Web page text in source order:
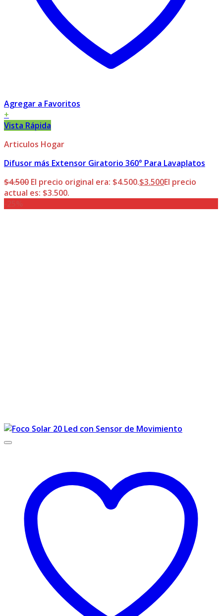
Agregar a Favoritos
+
Vista Rápida
Articulos Hogar
Difusor más Extensor Giratorio 360° Para Lavaplatos
$4.500 El precio original era: $4.500.$3.500El precio
actual es: $3.500.